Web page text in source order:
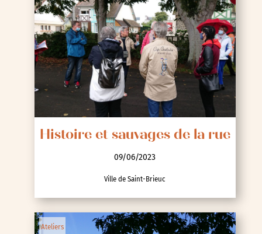
Histoire et sauvages de la rue
09/06/2023
Ville de Saint-Brieuc
Ateliers